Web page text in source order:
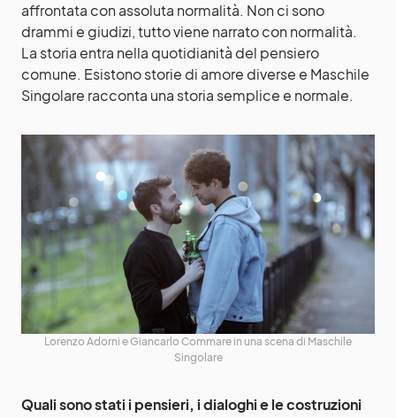
affrontata con assoluta normalità. Non ci sono
drammi e giudizi, tutto viene narrato con normalità.
La storia entra nella quotidianità del pensiero
comune. Esistono storie di amore diverse e Maschile
Singolare racconta una storia semplice e normale.
Lorenzo Adorni e Giancarlo Commare in una scena di Maschile
Singolare
Quali sono stati i pensieri, i dialoghi e le costruzioni